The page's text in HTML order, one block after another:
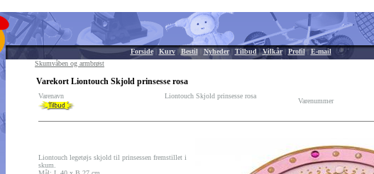
Forside| Kurv| Bestil| Nyheder| Tilbud |Vilkår| Profil| E-mail
Skumvåben og armbrøst
Varekort Liontouch Skjold prinsesse rosa
Varenavn Liontouch Skjold prinsesse rosa
Varenummer
Liontouch legetøjs skjold til prinsessen fremstillet i
skum.